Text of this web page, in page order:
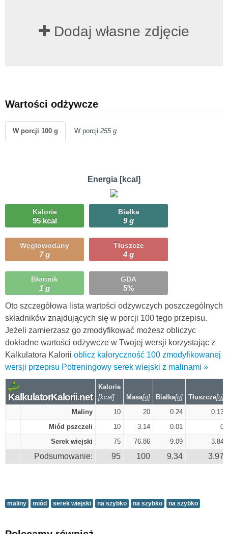
Dodaj własne zdjęcie
Wartości odżywcze
W porcji 100 g W porcji 255 g
Energia [kcal]
Kalorie
95 kcal
Białka
9 g
Węglowodany
7 g
Tłuszcze
4 g
Błonnik
1 g
GDA
5%
Oto szczegółowa lista wartości odżywczych poszczególnych
składników znajdujących się w porcji 100 tego przepisu.
Jeżeli zamierzasz go zmodyfikować możesz obliczyc
dokładne wartości odżywcze w Twojej wersji korzystając z
Kalkulatora Kalorii oblicz kaloryczność 100 zmodyfikowanej
wersji przepisu Potreningowy serek wiejski z malinami »
KalkulatorKalorii.net
Kalorie
[kcal]
Masa[g] Białka[g] Tłuszcze[g]
Maliny
10 20 0.24
0.13
Miód pszczeli
10 3.14 0.01
0
Serek wiejski
75 76.86 9.09 3.84
Podsumowanie: 95 100 9.34 3.97
maliny miód serek wiejski na szybko na szybko na szybko